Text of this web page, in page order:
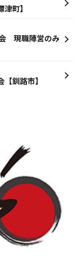
町】
現職陣営のみ
釧路市】